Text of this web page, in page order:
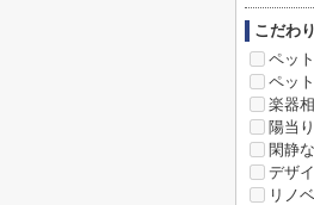
こだわ
ペッ
ペッ
楽器
陽当
閑静
デザ
リノ